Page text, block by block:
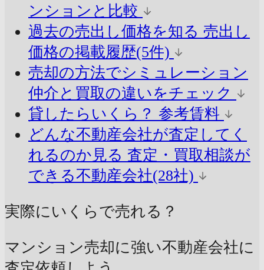
ンションと比較
過去の売出し価格を知る 売出し
価格の掲載履歴(5件)
売却の方法でシミュレーション
仲介と買取の違いをチェック
貸したらいくら？ 参考賃料
どんな不動産会社が査定してく
れるのか見る 査定・買取相談が
できる不動産会社(28社)
実際にいくらで売れる？
マンション売却に強い不動産会社に